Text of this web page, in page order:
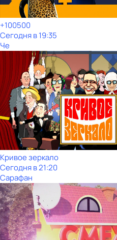
+100500
Сегодня в 19:35
Че
Кривое зеркало
Сегодня в 21:20
Сарафан